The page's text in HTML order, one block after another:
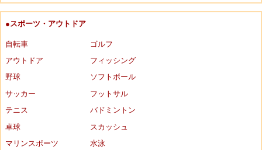
●スポーツ・アウトドア
自転車
ゴルフ
アウトドア
フィッシング
野球
ソフトボール
サッカー
フットサル
テニス
バドミントン
卓球
スカッシュ
マリンスポーツ
水泳